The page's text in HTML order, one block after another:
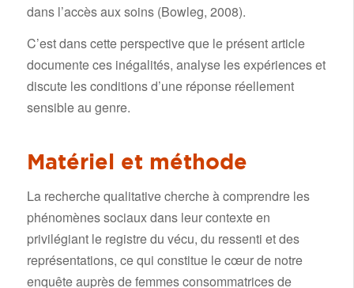
dans l’accès aux soins (Bowleg, 2008).
C’est dans cette perspective que le présent article
documente ces inégalités, analyse les expériences et
discute les conditions d’une réponse réellement
sensible au genre.
Matériel et méthode
La recherche qualitative cherche à comprendre les
phénomènes sociaux dans leur contexte en
privilégiant le registre du vécu, du ressenti et des
représentations, ce qui constitue le cœur de notre
enquête auprès de femmes consommatrices de